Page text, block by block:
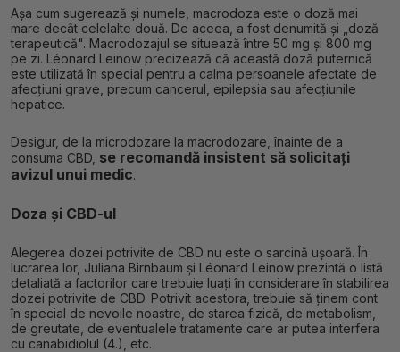
Așa cum sugerează și numele, macrodoza este o doză mai
mare decât celelalte două. De aceea, a fost denumită și „doză
terapeutică". Macrodozajul se situează între 50 mg și 800 mg
pe zi. Léonard Leinow precizează că această doză puternică
este utilizată în special pentru a calma persoanele afectate de
afecțiuni grave, precum cancerul, epilepsia sau afecțiunile
hepatice.
Desigur, de la microdozare la macrodozare, înainte de a
consuma CBD, se recomandă insistent să solicitați
avizul unui medic.
Doza și CBD-ul
Alegerea dozei potrivite de CBD nu este o sarcină ușoară. În
lucrarea lor, Juliana Birnbaum și Léonard Leinow prezintă o listă
detaliată a factorilor care trebuie luați în considerare în stabilirea
dozei potrivite de CBD. Potrivit acestora, trebuie să ținem cont
în special de nevoile noastre, de starea fizică, de metabolism,
de greutate, de eventualele tratamente care ar putea interfera
cu canabidiolul (4.), etc.